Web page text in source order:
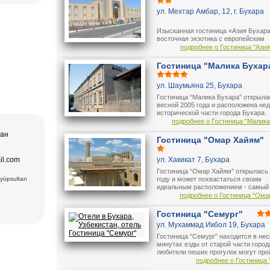
в
(XIX в.);
су.
Медресе
Биби-
ковровая
вв.)
Мири
Заргарон
Ляби-
ул. Мехтар Амбар, 12, г. Бухара
Изысканная гостиница «Азия
восточная экзотика с европейским
качеством обслуживания. Удобное
хороший сервис позволят
пребыванием в древнем городе.
расположена вблизи легендарных
архитектурных памятников города.
подробнее о Гостиница
Гостиница "Малика
ул. Шаумьяна 25, Бухара
Гостиница “Малика Бухара”
весной 2005 года и расположена
исторической части города Бухара.
Гостиница предлагает удобные и
большими и удобными кроватями,
кондиционерами и кабельным
телевидением.
подробнее о Гостиница
Гостиница "Омар Хайям"
ул. Хакикат 7, Бухара
Гостиница “Омар Хайям” открылась
году и может похвастаться своим
идеальным расположением - самый
древней Священной Бухары, в
памятников.
В гостинице имеется 22 удобных
которые оснащены с отдельной
комнатой, кондиционером,
телевидением, мини-баром и
связью.
подробнее о Гостиница
Гостиница "Семург"
ул. Мухаммад Икбол 19, Бухара
Гостиница “Семург” находится в
минутах езды от старой части
любители пеших прогулок могут
узким улочкам старой Бухары и
подробнее о Гостиница